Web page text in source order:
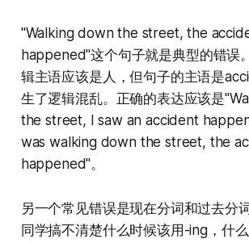
"Walking down the street, the
happened"这个句子就是典型的错误
辑主语应该是人，但句子的主语是
生了逻辑混乱。正确的表达应该是
the street, I saw an accident
was walking down the street, the
happened"。
另一个常见错误是现在分词和过去分
同学搞不清楚什么时候该用-ing，什